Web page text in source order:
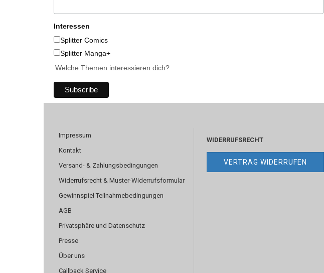
Interessen
Splitter Comics
Splitter Manga+
Welche Themen interessieren dich?
Impressum
Kontakt
Versand- & Zahlungsbedingungen
Widerrufsrecht & Muster-Widerrufsformular
Gewinnspiel Teilnahmebedingungen
AGB
Privatsphäre und Datenschutz
Presse
Über uns
Callback Service
WIDERRUFSRECHT
VERTRAG WIDERRUFEN